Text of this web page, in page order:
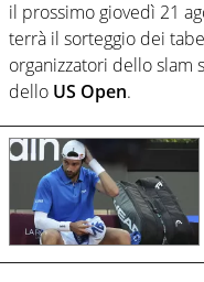
il prossimo giovedì 21
terrà il sorteggio dei
organizzatori dello slam
dello US Open.